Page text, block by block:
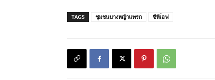
TAGS ชุมชนบางหญ้าแพรก ซีพีเ่อฟ